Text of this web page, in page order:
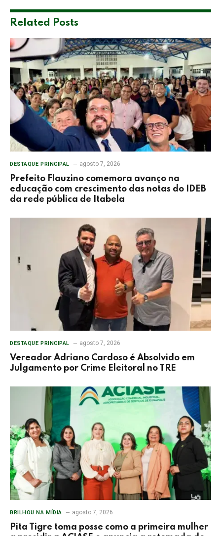
Related Posts
DESTAQUE PRINCIPAL agosto 7, 2026
Prefeito Flauzino comemora avanço na
educação com crescimento das notas do IDEB
da rede pública de Itabela
DESTAQUE PRINCIPAL agosto 7, 2026
Vereador Adriano Cardoso é Absolvido em
Julgamento por Crime Eleitoral no TRE
BRILHOU NA MÍDIA agosto 7, 2026
Pita Tigre toma posse como a primeira mulher